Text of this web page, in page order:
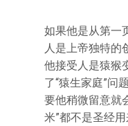
如果他是从第一
人是上帝独特的
他接受人是猿猴
了“猿生家庭”问
要他稍微留意就
米”都不是圣经